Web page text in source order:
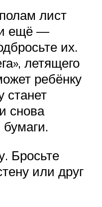
лист
и ещё —
их.
летящего
ребёнку
станет
снова
бумаги.
Бросьте
или друг